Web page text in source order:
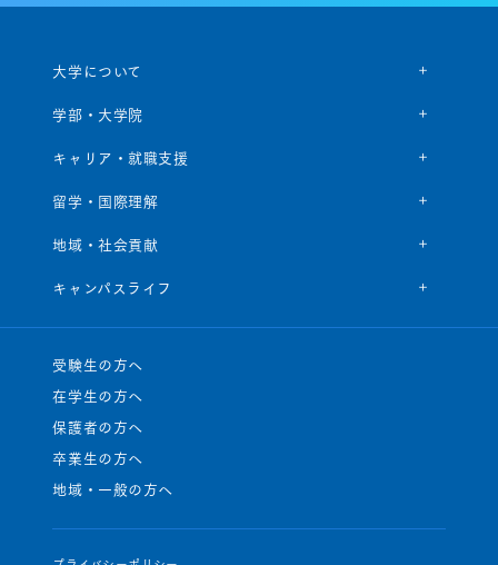
大学について
学部・大学院
キャリア・就職支援
留学・国際理解
地域・社会貢献
キャンパスライフ
受験生の方へ
在学生の方へ
保護者の方へ
卒業生の方へ
地域・一般の方へ